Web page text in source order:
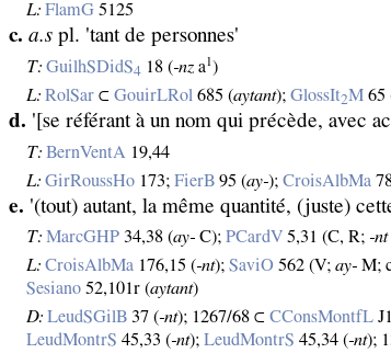
L: FlamG 5125
c. a.s pl. 'tant de personnes'
T: GuilhSDidS4 18 (‑nz a1)
L: RolSar ⊂GouirLRol 685 (aytant);GlossIt2M 65
d. '[se référant à un nom qui précède, avec
T: BernVentA 19,44
L: GirRoussHo 173;FierB 95 (ay‑);CroisAlbMa
e. '(tout) autant, la même quantité, (juste)
T: MarcGHP 34,38 (ay‑ C);PCardV 5,31 (C, R;‑nt
L: CroisAlbMa 176,15 (‑nt);SaviO 562 (V;ay‑ M;
Sesiano 52,101r (aytant)
D: LeudSGilB 37 (‑nt); 1267/68 ⊂CConsMontfL
LeudMontrS 45,33 (‑nt);LeudMontrS 45,34 (‑nt);